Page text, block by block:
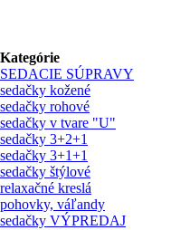
Kategórie
SEDACIE SÚPRAVY
sedačky kožené
sedačky rohové
sedačky v tvare "U"
sedačky 3+2+1
sedačky 3+1+1
sedačky štýlové
relaxačné kreslá
pohovky, váľandy
sedačky VÝPREDAJ